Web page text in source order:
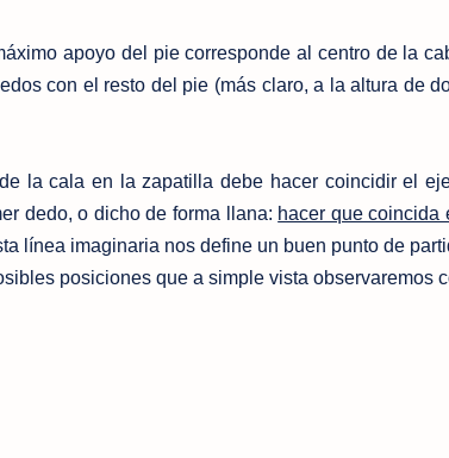
apoyo del pie corresponde al centro de la
con el resto del pie (más claro, a la altura de
la cala en la zapatilla debe hacer coincidir el
dedo, o dicho de forma llana: hacer que coincida
línea imaginaria nos define un buen punto de
posiciones que a simple vista observaremos